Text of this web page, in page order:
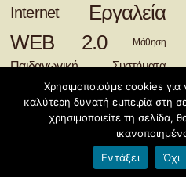
Internet
Εργαλεία
WEB 2.0
Μάθηση
Παιδαγωγική
Συστήματα
Διαχείρισης Μάθησης
©2026Διδακτική
Φιλοξενείται από
Όροι χρήσης blogs.sch.gr|
Χρησιμοποιούμε cookies
καλύτερη δυνατή εμπειρία στη
χρησιμοποιείτε τη σελίδα,
Εντάξει
Όχι